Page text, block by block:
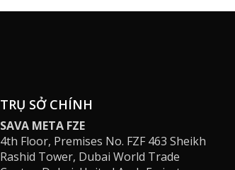
TRỤ SỞ CHÍNH
SAVA META FZE
4th Floor, Premises No. FZF 463 Sheikh
Rashid Tower, Dubai World Trade